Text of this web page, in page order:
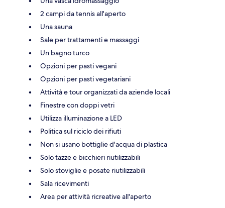
2 campi da tennis all'aperto
Una sauna
Sale per trattamenti e massaggi
Un bagno turco
Opzioni per pasti vegani
Opzioni per pasti vegetariani
Attività e tour organizzati da aziende locali
Finestre con doppi vetri
Utilizza illuminazione a LED
Politica sul riciclo dei rifiuti
Non si usano bottiglie d'acqua di plastica
Solo tazze e bicchieri riutilizzabili
Solo stoviglie e posate riutilizzabili
Sala ricevimenti
Area per attività ricreative all'aperto